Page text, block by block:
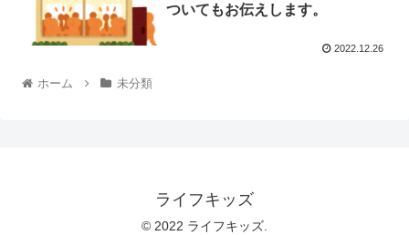
ついてもお伝えします。
2022.12.26
ホーム 未分類
ライフキッズ
© 2022 ライフキッズ.